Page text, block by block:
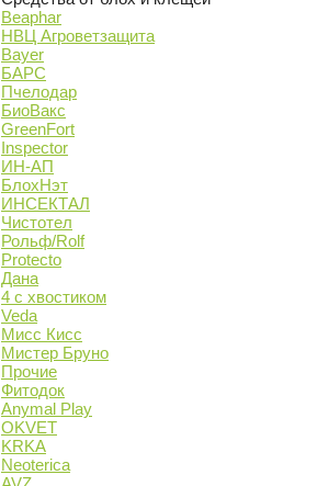
Beaphar
НВЦ Агроветзащита
Bayer
БАРС
Пчелодар
БиоВакс
GreenFort
Inspector
ИН-АП
БлохНэт
ИНСЕКТАЛ
Чистотел
Рольф/Rolf
Protecto
Дана
4 с хвостиком
Veda
Мисс Кисс
Мистер Бруно
Прочие
Фитодок
Anymal Play
OKVET
KRKA
Neoterica